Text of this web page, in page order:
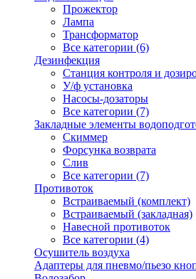
Прожектор
Лампа
Трансформатор
Все категории (6)
Дезинфекция
Станция контроля и
У/ф установка
Насосы-дозаторы
Все категории (7)
Закладные элементы
Скиммер
Форсунка возврата
Слив
Все категории (7)
Противоток
Встраиваемый (комплект)
Встраиваемый (закладная)
Навесной противоток
Все категории (4)
Осушитель воздуха
Адаптеры для пневмо/пьезо